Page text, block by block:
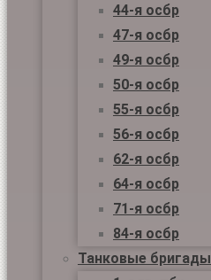
44-я осбр
47-я осбр
49-я осбр
50-я осбр
55-я осбр
56-я осбр
62-я осбр
64-я осбр
71-я осбр
84-я осбр
Танковые бригады